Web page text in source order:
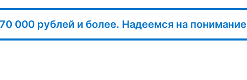
000 рублей и более. Надеемся на